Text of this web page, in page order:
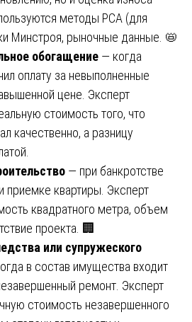
методы РСА (для
Минстроя, рыночные данные. 📛
обогащение — когда
оплату за невыполненные
цене. Эксперт
стоимость того, что
качественно, а разницу
— при банкротстве
приемке квартиры. Эксперт
квадратного метра, объем
проекта. 🏢
или супружеского
в состав имущества входит
ремонт. Эксперт
стоимость незавершенного